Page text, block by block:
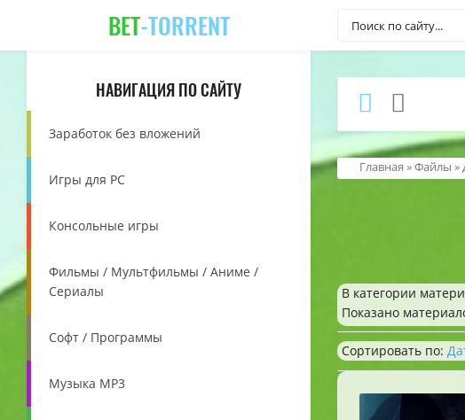
BET-TORRENT
НАВИГАЦИЯ ПО САЙТУ
Заработок без вложений
Игры для PC
Консольные игры
Фильмы / Мультфильмы / Аниме /
Сериалы
Софт / Программы
Музыка MP3
Главная »Файлы »
В категории
Показано
Сортировать по: